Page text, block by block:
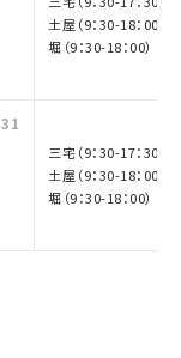
土屋（9：30-18：00）
堀（9：30-18：00）
31
三宅（9：30-17：30）
土屋（9：30-18：00）
堀（9：30-18：00）